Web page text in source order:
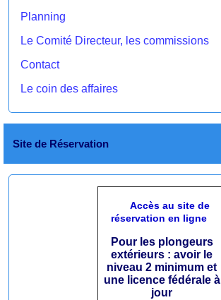
Planning
Le Comité Directeur, les commissions
Contact
Le coin des affaires
Site de Réservation
Accès au site de
réservation en ligne
Pour les plongeurs
extérieurs : avoir le
niveau 2 minimum et
une licence fédérale à
jour